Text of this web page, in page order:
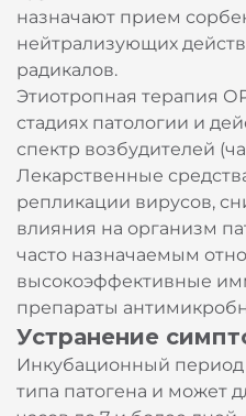
назначают прием
нейтрализующих
радикалов.
Этиотропная терапия
стадиях патологии и
спектр возбудителей
Лекарственные
репликации вирусов,
влияния на организм
часто назначаемым
высокоэффективные
препараты
Устранение
Инкубационный период
типа патогена и может